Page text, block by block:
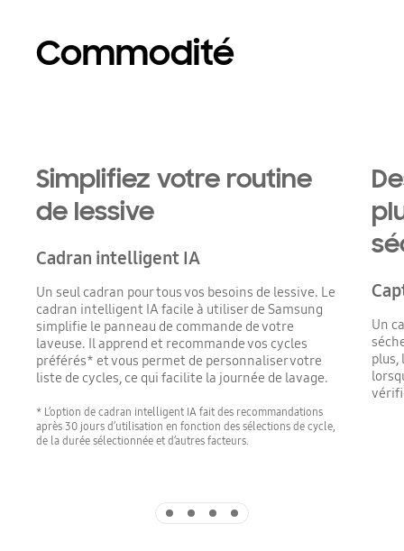
Commodité
Simplifiez votre routine
de lessive
Cadran intelligent IA
Un seul cadran pour tous vos besoins de lessive. Le
cadran intelligent IA facile à utiliser de Samsung
simplifie le panneau de commande de votre
laveuse. Il apprend et recommande vos cycles
préférés* et vous permet de personnaliser votre
liste de cycles, ce qui facilite la journée de lavage.
* L’option de cadran intelligent IA fait des recommandations
après 30 jours d’utilisation en fonction des sélections de cycle,
de la durée sélectionnée et d’autres facteurs.
Un
plus,